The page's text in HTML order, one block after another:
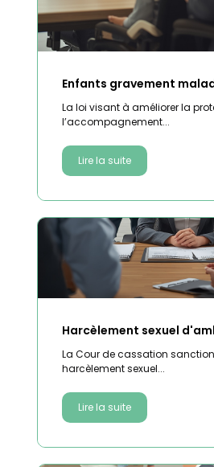
Enfants gravement
La loi visant à améliorer la
l’accompagnement...
Lire la suite
Harcèlement sexuel
La Cour de cassation
harcèlement sexuel...
Lire la suite